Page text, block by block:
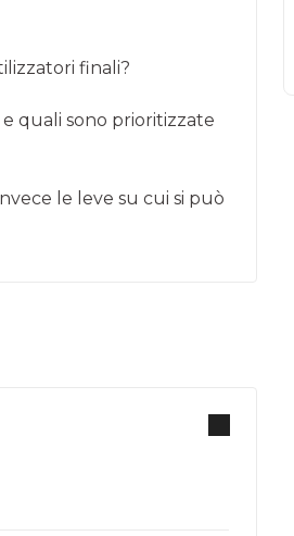
finali?
quali sono prioritizzate
le leve su cui si può